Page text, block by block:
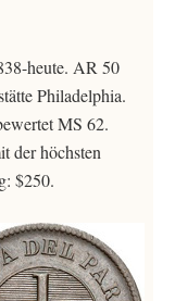
heute. AR 50
Philadelphia.
MS 62.
der höchsten
$250.